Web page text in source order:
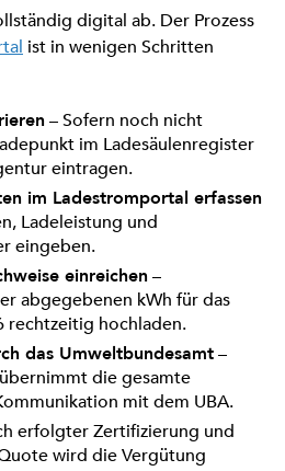
digital ab. Der Prozess
ist in wenigen Schritten
– Sofern noch nicht
im Ladesäulenregister
eintragen.
im Ladestromportal erfassen
Ladeleistung und
eingeben.
einreichen–
abgegebenen kWh für das
rechtzeitig hochladen.
das Umweltbundesamt–
die gesamte
mit dem UBA.
erfolgter Zertifizierung und
wird die Vergütung